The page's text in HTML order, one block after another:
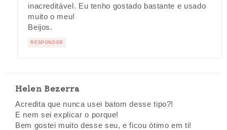
inacreditável. Eu tenho gostado bastante e usado
muito o meu!
Beijos.
RESPONDER
Helen Bezerra
Acredita que nunca usei batom desse tipo?!
E nem sei explicar o porque!
Bem gostei muito desse seu, e ficou ótimo em ti!